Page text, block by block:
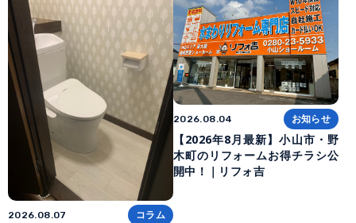
2026.08.07 コラム
2026.08.04 お知らせ
【2026年8月最新】小山市・野
木町のリフォームお得チラシ公
開中！｜リフォ吉